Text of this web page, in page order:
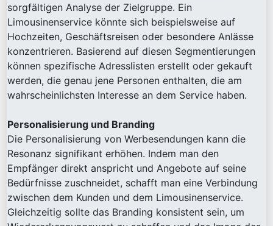
sorgfältigen Analyse der Zielgruppe. Ein
Limousinenservice könnte sich beispielsweise auf
Hochzeiten, Geschäftsreisen oder besondere Anlässe
konzentrieren. Basierend auf diesen Segmentierungen
können spezifische Adresslisten erstellt oder gekauft
werden, die genau jene Personen enthalten, die am
wahrscheinlichsten Interesse an dem Service haben.
Personalisierung und Branding
Die Personalisierung von Werbesendungen kann die
Resonanz signifikant erhöhen. Indem man den
Empfänger direkt anspricht und Angebote auf seine
Bedürfnisse zuschneidet, schafft man eine Verbindung
zwischen dem Kunden und dem Limousinenservice.
Gleichzeitig sollte das Branding konsistent sein, um